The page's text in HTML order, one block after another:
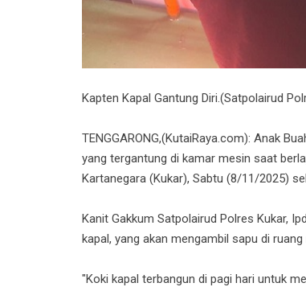
Kapten Kapal Gantung Diri.(Satpolairud
TENGGARONG,(KutaiRaya.com): Anak
yang tergantung di kamar mesin saat
Kartanegara (Kukar), Sabtu (8/11/2025)
Kanit Gakkum Satpolairud Polres Kukar,
kapal, yang akan mengambil sapu di
"Koki kapal terbangun di pagi hari untuk